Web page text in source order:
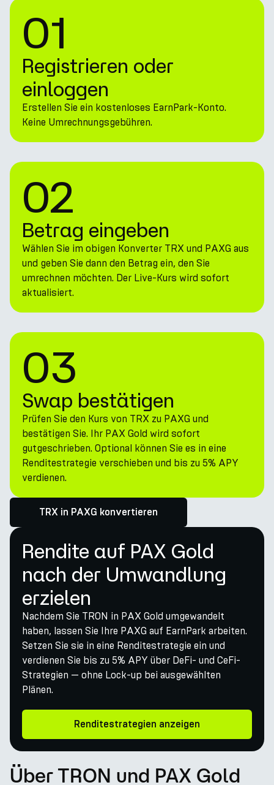
01
Registrieren oder
einloggen
Erstellen Sie ein kostenloses EarnPark-Konto.
Keine Umrechnungsgebühren.
02
Betrag eingeben
Wählen Sie im obigen Konverter TRX und PAXG aus
und geben Sie dann den Betrag ein, den Sie
umrechnen möchten. Der Live-Kurs wird sofort
aktualisiert.
03
Swap bestätigen
Prüfen Sie den Kurs von TRX zu PAXG und
bestätigen Sie. Ihr PAX Gold wird sofort
gutgeschrieben. Optional können Sie es in eine
Renditestrategie verschieben und bis zu 5% APY
verdienen.
TRX in PAXG konvertieren
Rendite auf PAX Gold
nach der Umwandlung
erzielen
Nachdem Sie TRON in PAX Gold umgewandelt
haben, lassen Sie Ihre PAXG auf EarnPark arbeiten.
Setzen Sie sie in eine Renditestrategie ein und
verdienen Sie bis zu 5% APY über DeFi- und CeFi-
Strategien — ohne Lock-up bei ausgewählten
Plänen.
Renditestrategien anzeigen
Über TRON und PAX Gold